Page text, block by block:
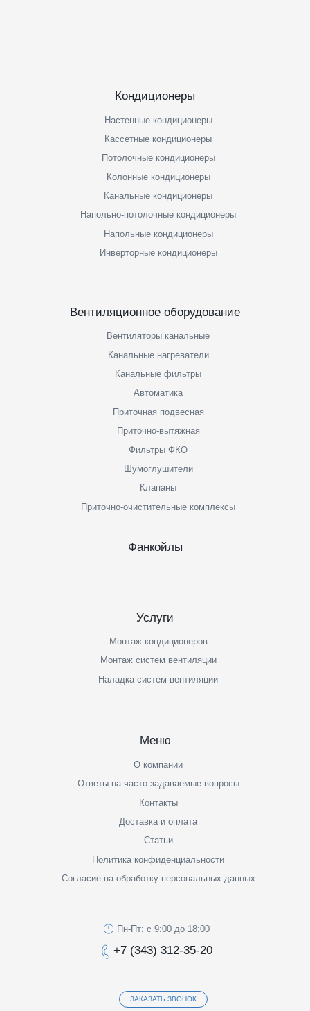
Кондиционеры
Настенные кондиционеры
Кассетные кондиционеры
Потолочные кондиционеры
Колонные кондиционеры
Канальные кондиционеры
Напольно-потолочные кондиционеры
Напольные кондиционеры
Инверторные кондиционеры
Вентиляционное оборудование
Вентиляторы канальные
Канальные нагреватели
Канальные фильтры
Автоматика
Приточная подвесная
Приточно-вытяжная
Фильтры ФКО
Шумоглушители
Клапаны
Приточно-очистительные комплексы
Фанкойлы
Услуги
Монтаж кондиционеров
Монтаж систем вентиляции
Наладка систем вентиляции
Меню
О компании
Ответы на часто задаваемые вопросы
Контакты
Доставка и оплата
Статьи
Политика конфиденциальности
Согласие на обработку персональных данных
Пн-Пт: с 9:00 до 18:00
+7 (343) 312-35-20
ЗАКАЗАТЬ ЗВОНОК